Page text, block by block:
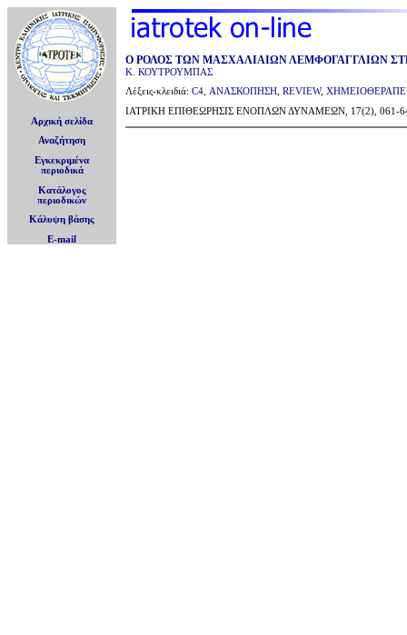
Αρχική σελίδα
Αναζήτηση
Εγκεκριμένα
περιοδικά
Κατάλογος
περιοδικών
Κάλυψη βάσης
E-mail
Ο ΡΟΛΟΣ ΤΩΝ ΜΑΣΧΑΛΙΑΙΩΝ ΛΕΜΦΟΓΑΓΓΛΙΩΝ
Κ. ΚΟΥΤΡΟΥΜΠΑΣ
Λέξεις-κλειδιά: C4, ΑΝΑΣΚΟΠΗΣΗ, REVIEW,
ΙΑΤΡΙΚΗ ΕΠΙΘΕΩΡΗΣΙΣ ΕΝΟΠΛΩΝ ΔΥΝΑΜΕΩΝ, 17(2), 061-